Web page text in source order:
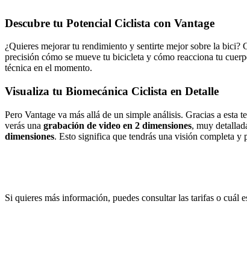
Descubre tu Potencial Ciclista con Vantage
¿Quieres mejorar tu rendimiento y sentirte mejor sobre la bici?
precisión cómo se mueve tu bicicleta y cómo reacciona tu
técnica en el momento.
Visualiza tu Biomecánica Ciclista en Detalle
Pero Vantage va más allá de un simple análisis. Gracias a esta
verás una grabación de video en 2 dimensiones, muy
dimensiones. Esto significa que tendrás una visión completa
Si quieres más información, puedes consultar las tarifas o